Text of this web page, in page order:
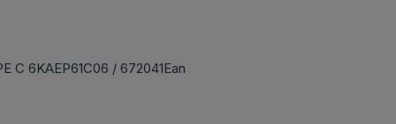
C 6KAEP61C06 / 672041Ean